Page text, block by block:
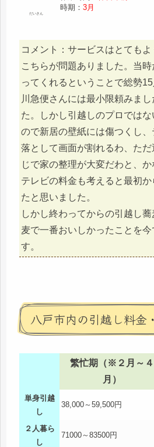
だいさん
時期：3月
コメント：サービスはとてもよ
こちらが問題ありました。当
ってくれるということで総勢
川急便さんには最小限頼みま
た。しかし引越しのプロでは
ので新居の壁紙には傷つくし
落として画面が割れるわ、た
じで家の整理が大変だわと、か
テレビの料金も考えると最初
たと思いました。
しかし終わってからの引越し
麦で一番おいしかったことを今
す。
八戸市内の引越し料金
繁忙期（※２月～４
月）
単身引越
し
38,000～59,500円
２人暮ら
し
71000～83500円